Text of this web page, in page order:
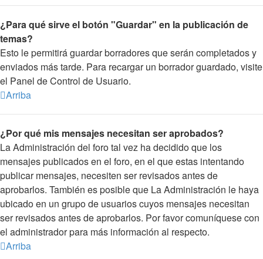
¿Para qué sirve el botón "Guardar" en la publicación de
temas?
Esto le permitirá guardar borradores que serán completados y
enviados más tarde. Para recargar un borrador guardado, visite
el Panel de Control de Usuario.
Arriba
¿Por qué mis mensajes necesitan ser aprobados?
La Administración del foro tal vez ha decidido que los
mensajes publicados en el foro, en el que estas intentando
publicar mensajes, necesiten ser revisados antes de
aprobarlos. También es posible que La Administración le haya
ubicado en un grupo de usuarios cuyos mensajes necesitan
ser revisados antes de aprobarlos. Por favor comuníquese con
el administrador para más información al respecto.
Arriba